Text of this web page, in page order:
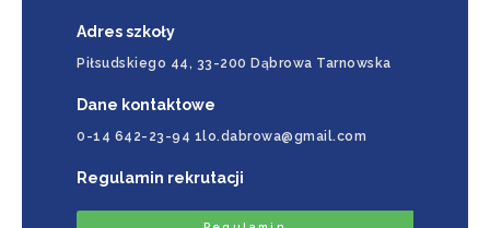
Adres szkoły
Piłsudskiego 44, 33-200 Dąbrowa Tarnowska
Dane kontaktowe
0-14 642-23-94 1lo.dabrowa@gmail.com
Regulamin rekrutacji